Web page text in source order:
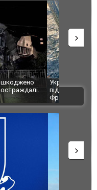
козуленя
лісової пожежі у
СБУ за
Болгарії